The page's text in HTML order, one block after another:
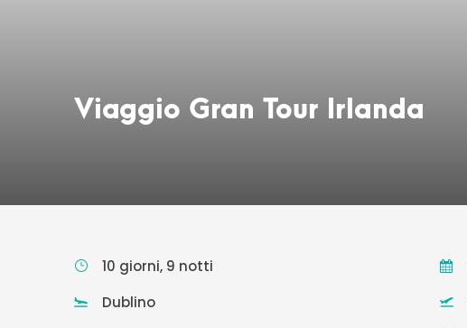
Viaggio Gran Tour Irlanda
10 giorni, 9 notti
Dublino